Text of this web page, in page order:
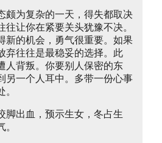
颇为复杂的一天，得失都取决
往让你在紧要关头犹豫不决。
新的机会，勇气很重要。如果
弃往往是最稳妥的选择。此
人背叛。你要别人保密的东
另一个人耳中。多带一份心事
脚出血，预示生女，冬占生